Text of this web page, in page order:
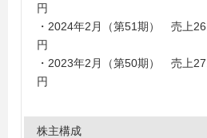
円
・2024年2月（第51期） 売上
円
・2023年2月（第50期） 売上
円
株主構成